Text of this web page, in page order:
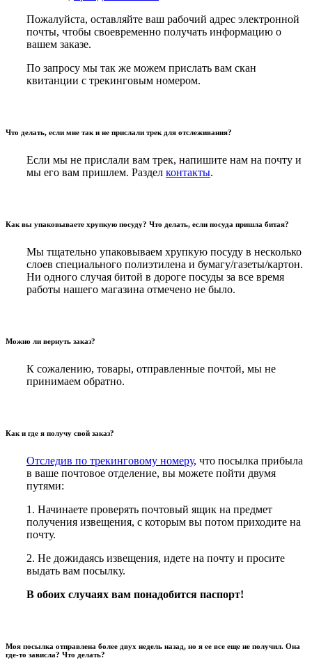
Пожалуйста, оставляйте ваш рабочий адрес электронной
почты, чтобы своевременно получать информацию о
вашем заказе.
По запросу мы так же можем прислать вам скан
квитанции с трекинговым номером.
Что делать, если мне так и не прислали трек для отслеживания?
Если мы не прислали вам трек, напишите нам на почту и
мы его вам пришлем. Раздел контакты.
Как вы упаковываете хрупкую посуду? Что делать, если посуда пришла битая?
Мы тщательно упаковываем хрупкую посуду в несколько
слоев специального полиэтилена и бумагу/газеты/картон.
Ни одного случая битой в дороге посуды за все время
работы нашего магазина отмечено не было.
Можно ли вернуть заказ?
К сожалению, товары, отправленные почтой, мы не
принимаем обратно.
Как и где я получу свой заказ?
Отследив по трекинговому номеру, что посылка прибыла
в ваше почтовое отделение, вы можете пойти двумя
путями:
1. Начинаете проверять почтовый ящик на предмет
получения извещения, с которым вы потом приходите на
почту.
2. Не дожидаясь извещения, идете на почту и просите
выдать вам посылку.
В обоих случаях вам понадобится паспорт!
Моя посылка отправлена более двух недель назад, но я ее все еще не получил. Она
где-то зависла? Что делать?